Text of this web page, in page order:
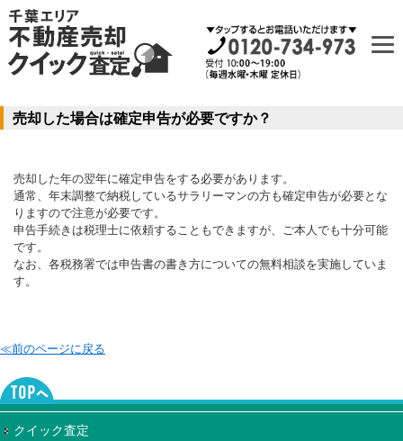
売却した場合は確定申告が必要ですか？
売却した年の翌年に確定申告をする必要があります。
通常、年末調整で納税しているサラリーマンの方も確定申告が必要とな
りますので注意が必要です。
申告手続きは税理士に依頼することもできますが、ご本人でも十分可能
です。
なお、各税務署では申告書の書き方についての無料相談を実施していま
す。
≪前のページに戻る
クイック査定